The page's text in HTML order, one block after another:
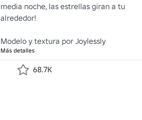
media noche, las estrellas giran a tu
alrededor!
Modelo y textura por Joylessly
Más detalles
68.7K